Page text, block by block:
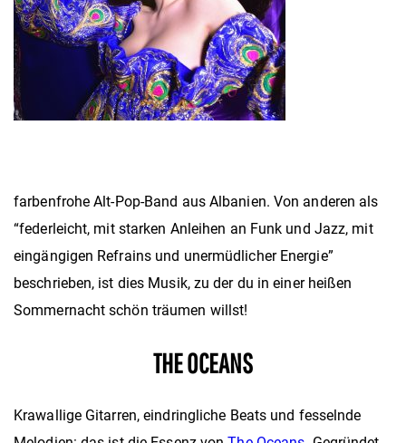
farbenfrohe Alt-Pop-Band aus Albanien. Von anderen als
“federleicht, mit starken Anleihen an Funk und Jazz, mit
eingängigen Refrains und unermüdlicher Energie”
beschrieben, ist dies Musik, zu der du in einer heißen
Sommernacht schön träumen willst!
THE OCEANS
Krawallige Gitarren, eindringliche Beats und fesselnde